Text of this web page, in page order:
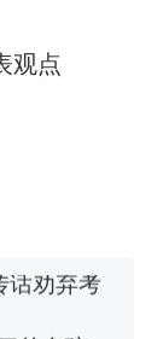
观点
国烹饪
师，笔
育局：
的女孩，
”改写了